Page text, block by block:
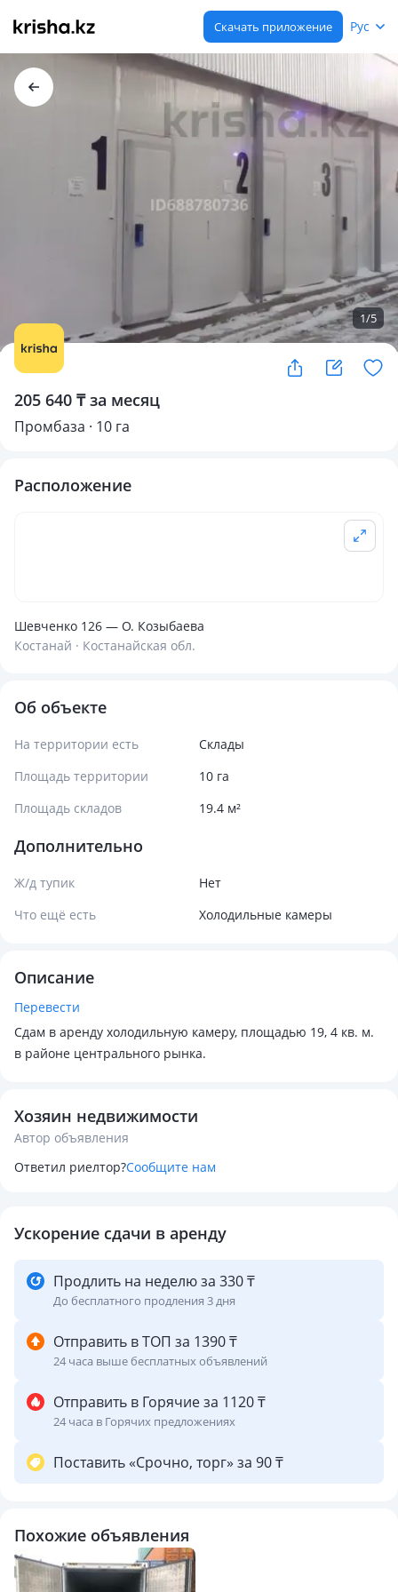
Скачать приложение Рус
1/5
205 640 ₸ за месяц
Промбаза · 10 га
Расположение
Шевченко 126 — О. Козыбаева
Костанай · Костанайская обл.
Об объекте
На территории есть
Склады
Площадь территории
10 га
Площадь складов
19.4 м²
Дополнительно
Ж/д тупик
Нет
Что ещё есть
Холодильные камеры
Описание
Перевести
Сдам в аренду холодильную камеру, площадью 19, 4 кв. м.
в районе центрального рынка.
Хозяин недвижимости
Автор объявления
Ответил риелтор?Сообщите нам
Ускорение сдачи в аренду
Продлить на неделю за 330 ₸
До бесплатного продления 3 дня
Отправить в ТОП за 1390 ₸
24 часа выше бесплатных объявлений
Отправить в Горячие за 1120 ₸
24 часа в Горячих предложениях
Поставить «Срочно, торг» за 90 ₸
Похожие объявления